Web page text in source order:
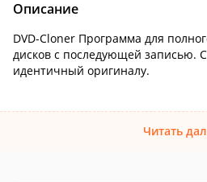
Описание
DVD-Cloner Программа для
дисков с последующей записью.
идентичный оригиналу.
Читать